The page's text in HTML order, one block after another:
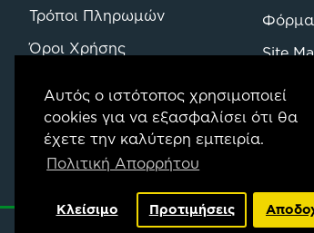
Αυτός ο ιστότοπος χρησιμοποιεί
cookies για να εξασφαλίσει ότι θα
έχετε την καλύτερη εμπειρία.
Πολιτική Απορρήτου
Κλείσιμο Προτιμήσεις
Τρόποι Πληρωμών
Όροι Χρήσης
Site
Μάρκες